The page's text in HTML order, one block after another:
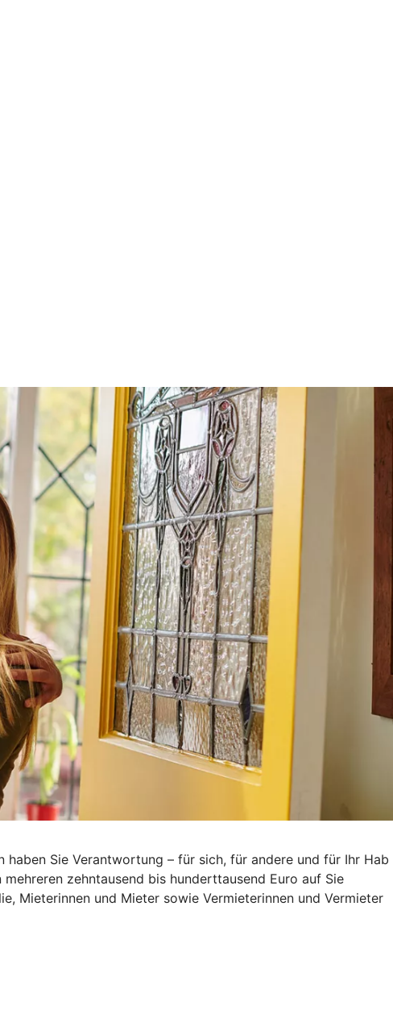
Sie Verantwortung – für sich, für andere und für Ihr Hab
zehntausend bis hunderttausend Euro auf Sie
Mieterinnen und Mieter sowie Vermieterinnen und Vermieter